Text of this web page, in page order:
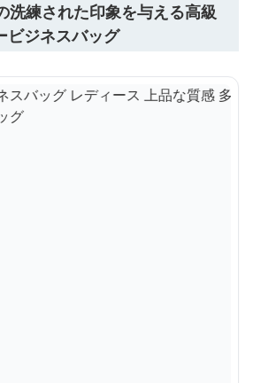
洗練された印象を与える高級
ビジネスバッグ